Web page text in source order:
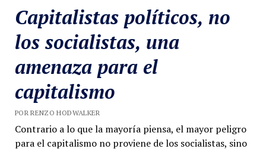
Capitalistas políticos, no
los socialistas, una
amenaza para el
capitalismo
POR RENZO HODWALKER
Contrario a lo que la mayoría piensa, el mayor peligro
para el capitalismo no proviene de los socialistas, sino